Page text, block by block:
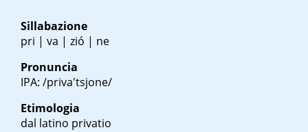
Sillabazione
pri | va | zió | ne
Pronuncia
IPA: /priva'tsjone/
Etimologia
dal latino privatio